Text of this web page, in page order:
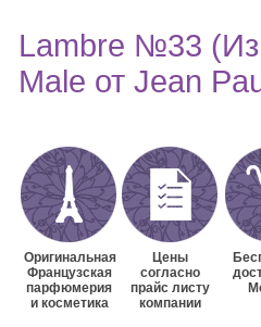
Lambre №33
Male от Jean
Оригинальная
Французская
парфюмерия
и косметика
Цены
согласно
прайс листу
компании